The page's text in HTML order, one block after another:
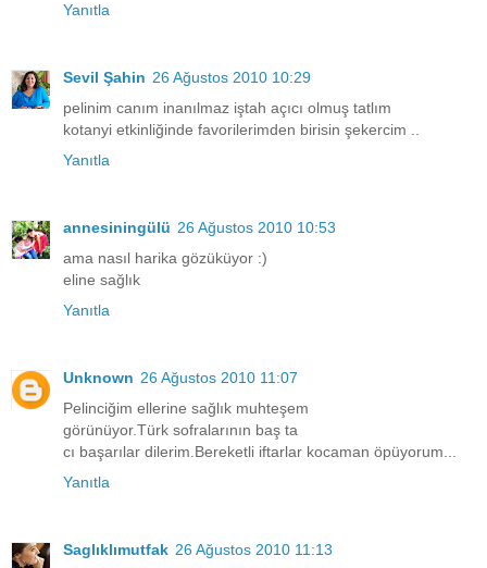
Yanıtla
Sevil Şahin 26 Ağustos 2010 10:29
pelinim canım inanılmaz iştah açıcı olmuş tatlım
kotanyi etkinliğinde favorilerimden birisin şekercim ..
Yanıtla
annesiningülü 26 Ağustos 2010 10:53
ama nasıl harika gözüküyor :)
eline sağlık
Yanıtla
Unknown 26 Ağustos 2010 11:07
Pelinciğim ellerine sağlık muhteşem
görünüyor.Türk sofralarının baş ta
cı başarılar dilerim.Bereketli iftarlar kocaman öpüyorum...
Yanıtla
Saglıklımutfak 26 Ağustos 2010 11:13